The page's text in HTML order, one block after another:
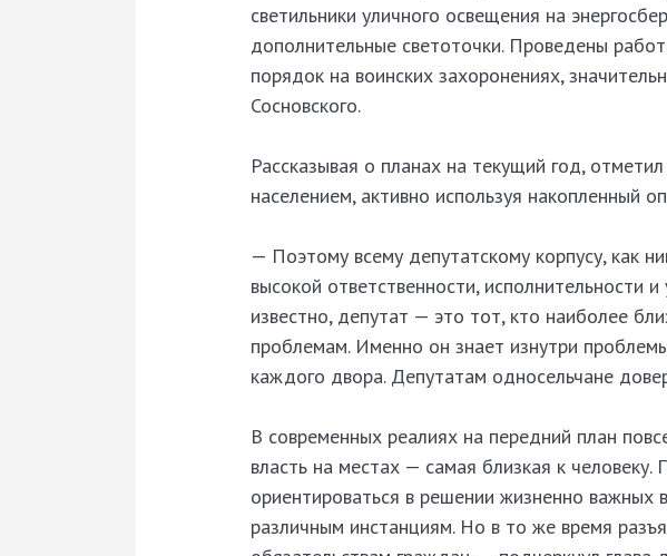
светильники уличного освещения на
дополнительные светоточки. Проведены
порядок на воинских захоронениях,
Сосновского.
Рассказывая о планах на текущий год,
населением, активно используя накопленный
— Поэтому всему депутатскому корпусу, как
высокой ответственности, исполнительности
известно, депутат — это тот, кто наиболее
проблемам. Именно он знает изнутри
каждого двора. Депутатам односельчане
В современных реалиях на передний план
власть на местах — самая близкая к
ориентироваться в решении жизненно
различным инстанциям. Но в то же время